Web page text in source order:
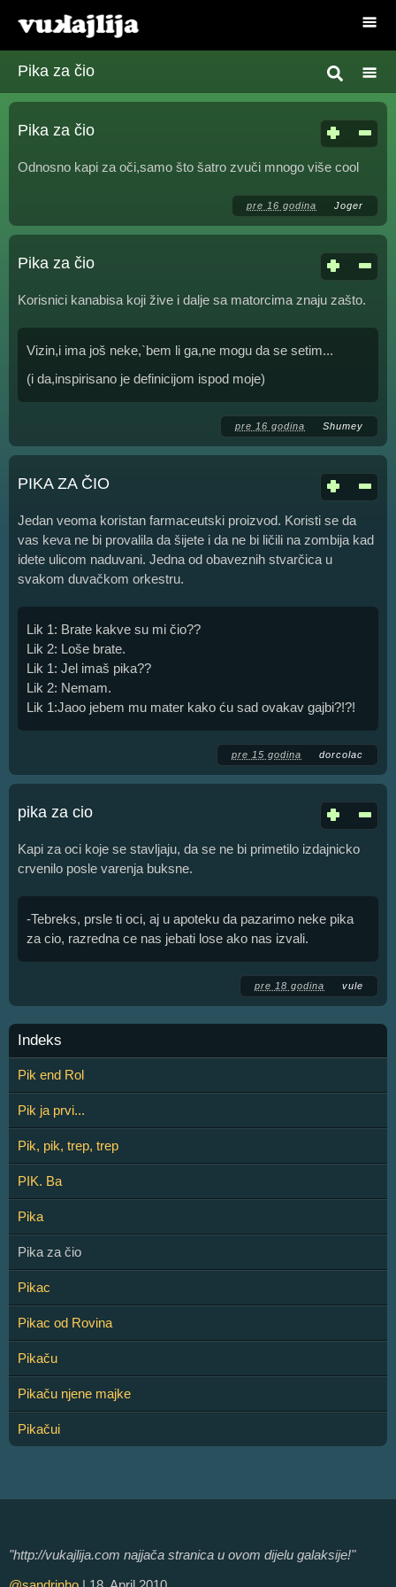
Pika za čio
Pika za čio
Odnosno kapi za oči,samo što šatro zvuči mnogo više cool
pre 16 godina Joger
Pika za čio
Korisnici kanabisa koji žive i dalje sa matorcima znaju zašto.
Vizin,i ima još neke,`bem li ga,ne mogu da se setim...
(i da,inspirisano je definicijom ispod moje)
pre 16 godina Shumey
PIKA ZA ČIO
Jedan veoma koristan farmaceutski proizvod. Koristi se da
vas keva ne bi provalila da šijete i da ne bi ličili na zombija kad
idete ulicom naduvani. Jedna od obaveznih stvarčica u
svakom duvačkom orkestru.
Lik 1: Brate kakve su mi čio??
Lik 2: Loše brate.
Lik 1: Jel imaš pika??
Lik 2: Nemam.
Lik 1:Jaoo jebem mu mater kako ću sad ovakav gajbi?!?!
pre 15 godina dorcolac
pika za cio
Kapi za oci koje se stavljaju, da se ne bi primetilo izdajnicko
crvenilo posle varenja buksne.
-Tebreks, prsle ti oci, aj u apoteku da pazarimo neke pika
za cio, razredna ce nas jebati lose ako nas izvali.
pre 18 godina vule
Indeks
Pik end Rol
Pik ja prvi...
Pik, pik, trep, trep
PIK. Ba
Pika
Pika za čio
Pikac
Pikac od Rovina
Pikaču
Pikaču njene majke
Pikačui
"http://vukajlija.com najjača stranica u ovom dijelu galaksije!"